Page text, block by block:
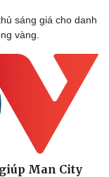
sáng giá cho danh
vàng.
Man City